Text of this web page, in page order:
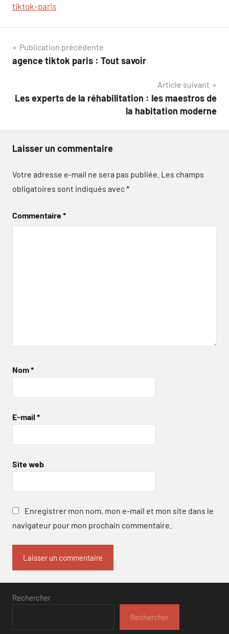
tiktok-paris
Navigation
de
Publication précédente
agence tiktok paris : Tout savoir
Article suivant
Les experts de la réhabilitation : les maestros de
la habitation moderne
Laisser un commentaire
Votre adresse e-mail ne sera pas publiée. Les champs
obligatoires sont indiqués avec*
Commentaire*
Nom*
E-mail *
Site web
Enregistrer mon nom, mon e-mail et mon site dans le
navigateur pour mon prochain commentaire.
Rechercher
Rechercher